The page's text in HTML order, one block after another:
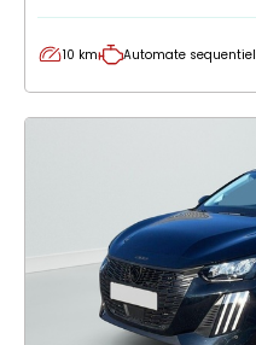
10 km Automate sequentiel